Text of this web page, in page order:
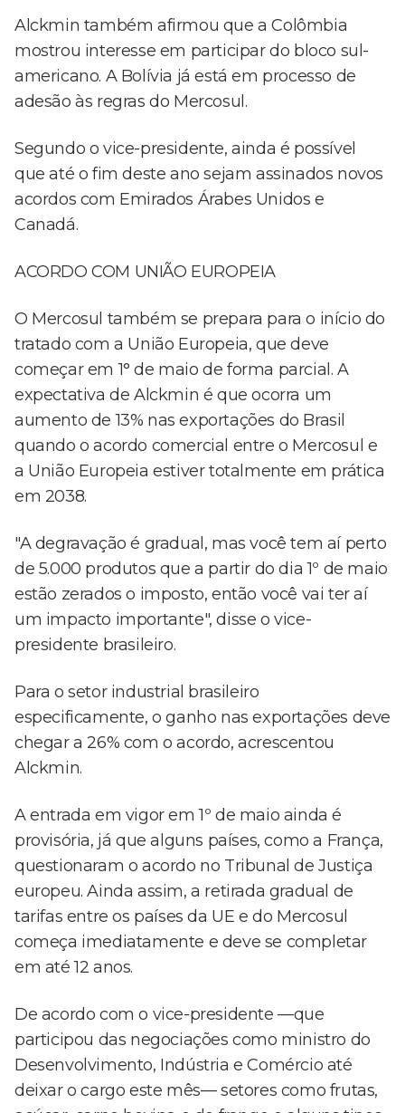
Alckmin também afirmou que a Colômbia
mostrou interesse em participar do bloco sul-
americano. A Bolívia já está em processo de
adesão às regras do Mercosul.
Segundo o vice-presidente, ainda é possível
que até o fim deste ano sejam assinados novos
acordos com Emirados Árabes Unidos e
Canadá.
ACORDO COM UNIÃO EUROPEIA
O Mercosul também se prepara para o início do
tratado com a União Europeia, que deve
começar em 1° de maio de forma parcial. A
expectativa de Alckmin é que ocorra um
aumento de 13% nas exportações do Brasil
quando o acordo comercial entre o Mercosul e
a União Europeia estiver totalmente em prática
em 2038.
"A degravação é gradual, mas você tem aí perto
de 5.000 produtos que a partir do dia 1º de maio
estão zerados o imposto, então você vai ter aí
um impacto importante", disse o vice-
presidente brasileiro.
Para o setor industrial brasileiro
especificamente, o ganho nas exportações deve
chegar a 26% com o acordo, acrescentou
Alckmin.
A entrada em vigor em 1º de maio ainda é
provisória, já que alguns países, como a França,
questionaram o acordo no Tribunal de Justiça
europeu. Ainda assim, a retirada gradual de
tarifas entre os países da UE e do Mercosul
começa imediatamente e deve se completar
em até 12 anos.
De acordo com o vice-presidente —que
participou das negociações como ministro do
Desenvolvimento, Indústria e Comércio até
deixar o cargo este mês— setores como frutas,